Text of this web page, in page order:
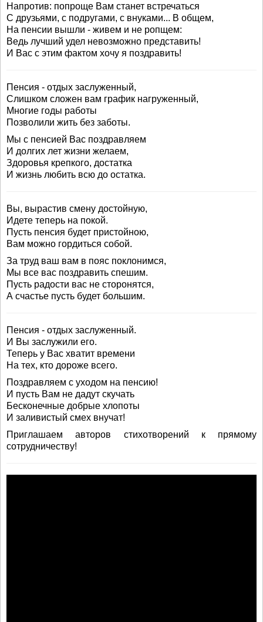
Напротив: попроще Вам станет встречаться
С друзьями, с подругами, с внуками... В общем,
На пенсии вышли - живем и не ропщем:
Ведь лучший удел невозможно представить!
И Вас с этим фактом хочу я поздравить!
Пенсия - отдых заслуженный,
Слишком сложен вам график нагруженный,
Многие годы работы
Позволили жить без заботы.
Мы с пенсией Вас поздравляем
И долгих лет жизни желаем,
Здоровья крепкого, достатка
И жизнь любить всю до остатка.
Вы, вырастив смену достойную,
Идете теперь на покой.
Пусть пенсия будет пристойною,
Вам можно гордиться собой.
За труд ваш вам в пояс поклонимся,
Мы все вас поздравить спешим.
Пусть радости вас не сторонятся,
А счастье пусть будет большим.
Пенсия - отдых заслуженный.
И Вы заслужили его.
Теперь у Вас хватит времени
На тех, кто дороже всего.
Поздравляем с уходом на пенсию!
И пусть Вам не дадут скучать
Бесконечные добрые хлопоты
И заливистый смех внучат!
Приглашаем авторов стихотворений к прямому
сотрудничеству!